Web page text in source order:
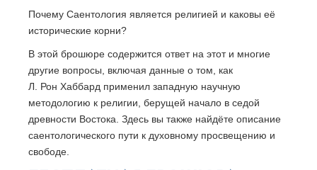
Почему Саентология является религией и каковы её
исторические корни?
В этой брошюре содержится ответ на этот и многие
другие вопросы, включая данные о том, как
Л. Рон Хаббард применил западную научную
методологию к религии, берущей начало в седой
древности Востока. Здесь вы также найдёте описание
саентологического пути к духовному просвещению и
свободе.